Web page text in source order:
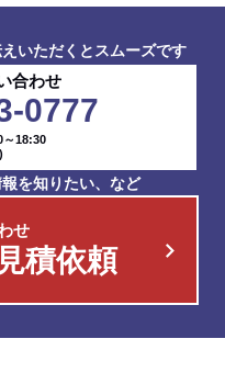
いただくとスムーズです
合わせ
0777
～18:30
を知りたい、など
せ
積依頼